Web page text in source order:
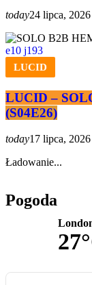
today24 lipca, 2026
10 193
LUCID
LUCID –
(S04E26)
today17 lipca, 2026
Ładowanie...
Pogoda